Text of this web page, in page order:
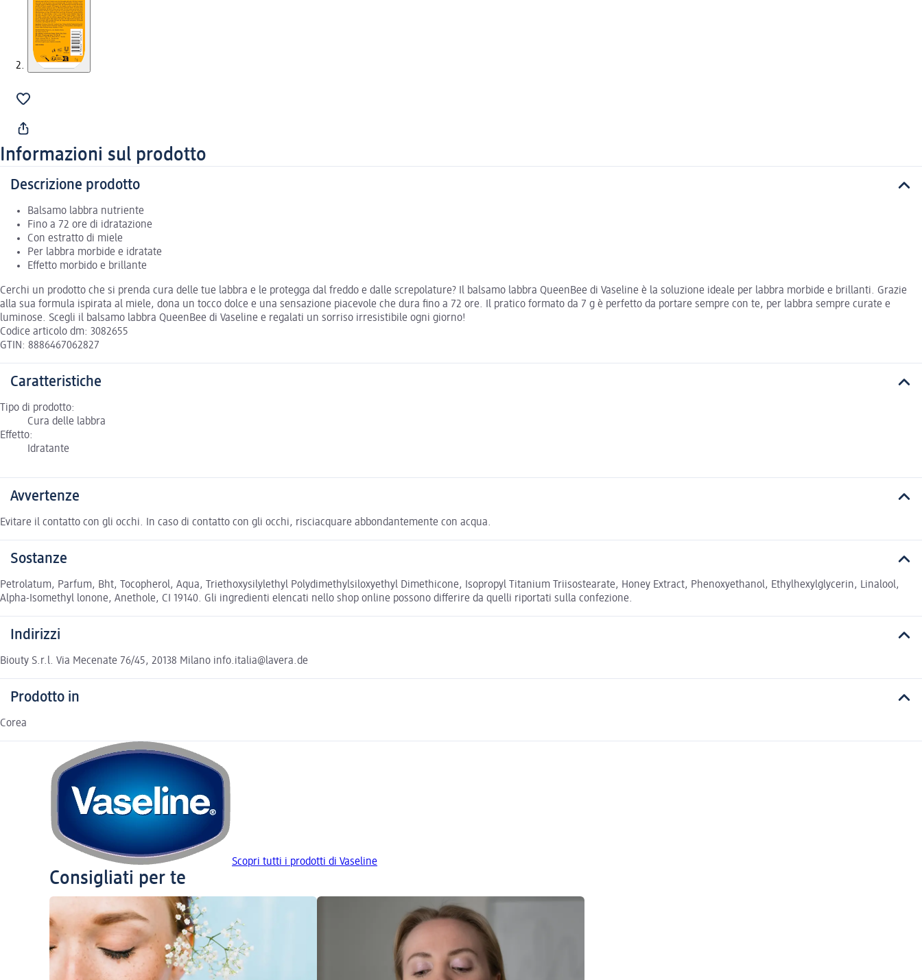
Informazioni sul prodotto
Descrizione prodotto
Balsamo labbra nutriente
Fino a 72 ore di idratazione
Con estratto di miele
Per labbra morbide e idratate
Effetto morbido e brillante
Cerchi un prodotto che si prenda cura delle tue labbra e le protegga dal freddo e dalle screpolature? Il balsamo labbra QueenBee di Vaseline è la soluzione ideale per labbra morbide e brillanti. Grazie
alla sua formula ispirata al miele, dona un tocco dolce e una sensazione piacevole che dura fino a 72 ore. Il pratico formato da 7 g è perfetto da portare sempre con te, per labbra sempre curate e
luminose. Scegli il balsamo labbra QueenBee di Vaseline e regalati un sorriso irresistibile ogni giorno!
Codice articolo dm: 3082655
GTIN: 8886467062827
Caratteristiche
Tipo di prodotto:
Cura delle labbra
Effetto:
Idratante
Avvertenze
Evitare il contatto con gli occhi. In caso di contatto con gli occhi, risciacquare abbondantemente con acqua.
Sostanze
Petrolatum, Parfum, Bht, Tocopherol, Aqua, Triethoxysilylethyl Polydimethylsiloxyethyl Dimethicone, Isopropyl Titanium Triisostearate, Honey Extract, Phenoxyethanol, Ethylhexylglycerin, Linalool,
Alpha-Isomethyl lonone, Anethole, CI 19140. Gli ingredienti elencati nello shop online possono differire da quelli riportati sulla confezione.
Indirizzi
Biouty S.r.l. Via Mecenate 76/45, 20138 Milano info.italia@lavera.de
Prodotto in
Corea
Scopri tutti i prodotti di Vaseline
Consigliati per te